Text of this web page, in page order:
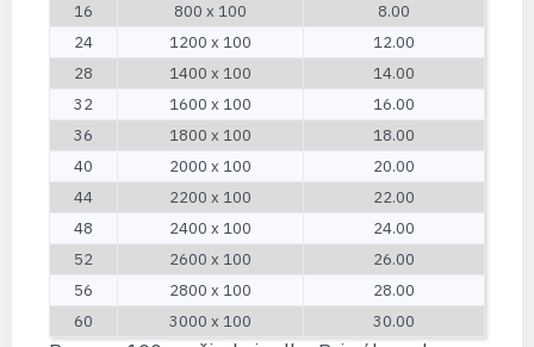
16
800 x 100
8.00
24
1200 x 100
12.00
28
1400 x 100
14.00
32
1600 x 100
16.00
36
1800 x 100
18.00
40
2000 x 100
20.00
44
2200 x 100
22.00
48
2400 x 100
24.00
52
2600 x 100
26.00
56
2800 x 100
28.00
60
3000 x 100 30.00